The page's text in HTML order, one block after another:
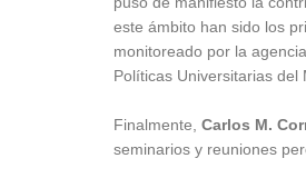
este ámbito han sido los
monitoreado por la
Políticas Universitarias del
Finalmente, Carlos M.
seminarios y reuniones